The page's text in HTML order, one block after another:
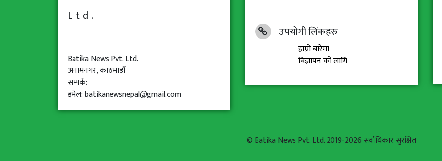
Ltd.
Batika News Pvt. Ltd.
अनामनगर, काठमाडौँ
सम्पर्क:
इमेल: batikanewsnepal@gmail.com
उपयोगी लिंकहरु
हाम्रो बारेमा
बिज्ञापन को लागि
© Batika News Pvt. Ltd. 2019-2026 सर्वाधिकार सुरक्षित